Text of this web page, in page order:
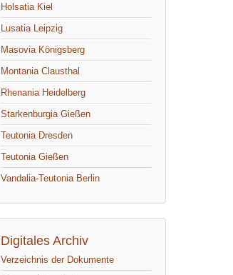
Holsatia Kiel
Lusatia Leipzig
Masovia Königsberg
Montania Clausthal
Rhenania Heidelberg
Starkenburgia Gießen
Teutonia Dresden
Teutonia Gießen
Vandalia-Teutonia Berlin
Digitales Archiv
Verzeichnis der Dokumente